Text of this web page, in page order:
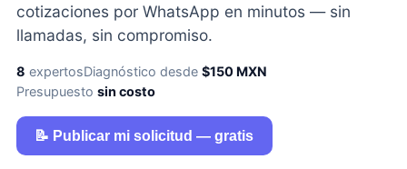
cotizaciones por WhatsApp en minutos — sin
llamadas, sin compromiso.
8 expertosDiagnóstico desde $150 MXN
Presupuesto sin costo
📝 Publicar mi solicitud — gratis